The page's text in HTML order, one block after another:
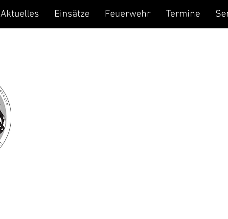
Aktuelles Einsätze Feuerwehr Termine